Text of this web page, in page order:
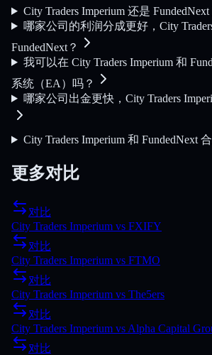
City Traders Imperium 还是
哪家公司的利润分成更好，City
FundedNext？
我可以在 City Traders Imperium 和
系统（EA）吗？
哪家公司出金更快，City Traders
City Traders Imperium 和 FundedNext
更多对比
对比
City Traders Imperium vs FXIFY
对比
City Traders Imperium vs FTMO
对比
City Traders Imperium vs The5ers
对比
City Traders Imperium vs Alpha Capital
对比